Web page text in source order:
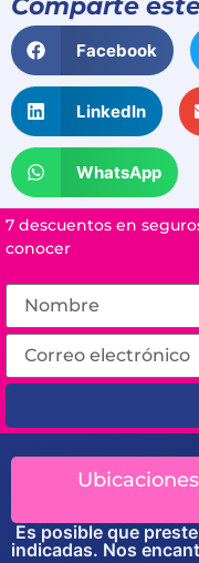
Comparte
Facebook
LinkedIn
WhatsApp
7 descuentos en
conocer
Es posible que
indicadas. Nos